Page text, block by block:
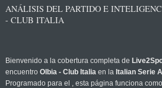
ANÁLISIS DEL PARTIDO E
- CLUB ITALIA
Bienvenido a la cobertura completa de
encuentro Olbia - Club Italiaen la Italian Serie
Programado para el , esta página funciona